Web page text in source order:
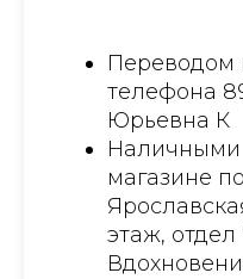
Переводом
телефона
Юрьевна К
Наличными
магазине
этаж,